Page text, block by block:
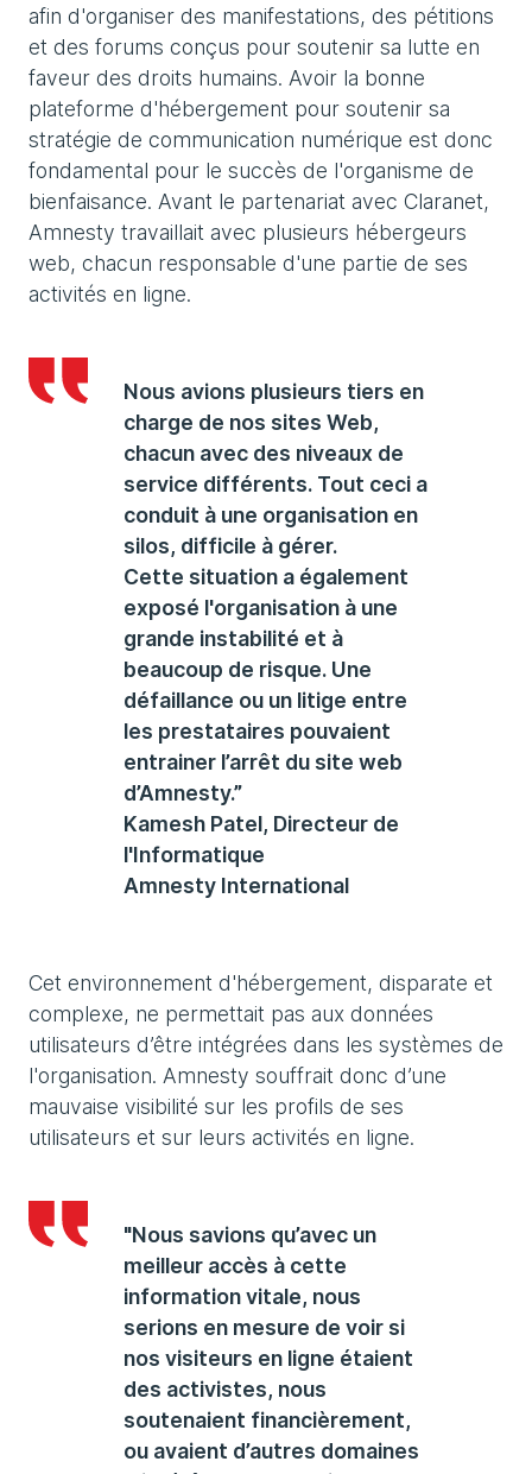
afin d'organiser des manifestations, des pétitions
et des forums conçus pour soutenir sa lutte en
faveur des droits humains. Avoir la bonne
plateforme d'hébergement pour soutenir sa
stratégie de communication numérique est donc
fondamental pour le succès de l'organisme de
bienfaisance. Avant le partenariat avec Claranet,
Amnesty travaillait avec plusieurs hébergeurs
web, chacun responsable d'une partie de ses
activités en ligne.
Nous avions plusieurs tiers en
charge de nos sites Web,
chacun avec des niveaux de
service différents. Tout ceci a
conduit à une organisation en
silos, difficile à gérer.
Cette situation a également
exposé l'organisation à une
grande instabilité et à
beaucoup de risque. Une
défaillance ou un litige entre
les prestataires pouvaient
entrainer l’arrêt du site web
d’Amnesty.”
Kamesh Patel, Directeur de
l'Informatique
Amnesty International
Cet environnement d'hébergement, disparate et
complexe, ne permettait pas aux données
utilisateurs d’être intégrées dans les systèmes de
l'organisation. Amnesty souffrait donc d’une
mauvaise visibilité sur les profils de ses
utilisateurs et sur leurs activités en ligne.
"Nous savions qu’avec un
meilleur accès à cette
information vitale, nous
serions en mesure de voir si
nos visiteurs en ligne étaient
des activistes, nous
soutenaient financièrement,
ou avaient d’autres domaines